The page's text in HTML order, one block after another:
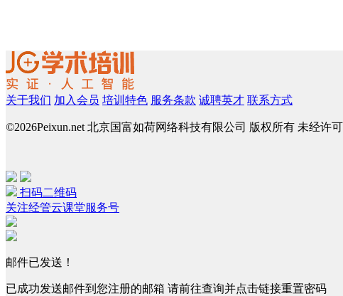
关于我们 加入会员 培训特色 服务条款 诚聘英才 联系方式
©2026Peixun.net 北京国富如荷网络科技有限公司 版权所有 未经许
扫码二维码
关注经管云课堂服务号
邮件已发送！
已成功发送邮件到您注册的邮箱 请前往查询并点击链接重置密码